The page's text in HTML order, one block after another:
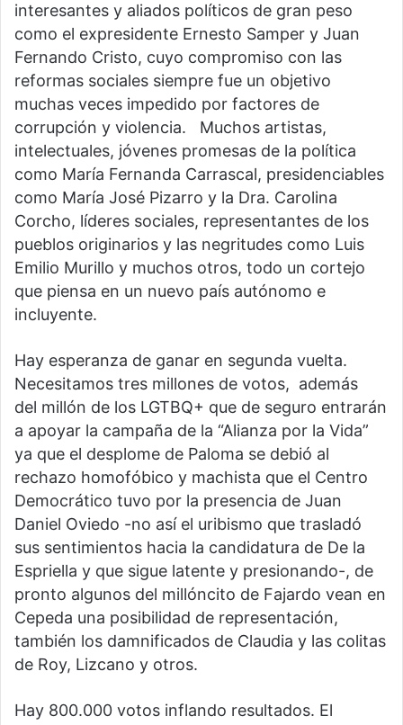
interesantes y aliados políticos de gran peso
como el expresidente Ernesto Samper y Juan
Fernando Cristo, cuyo compromiso con las
reformas sociales siempre fue un objetivo
muchas veces impedido por factores de
corrupción y violencia. Muchos artistas,
intelectuales, jóvenes promesas de la política
como María Fernanda Carrascal, presidenciables
como María José Pizarro y la Dra. Carolina
Corcho, líderes sociales, representantes de los
pueblos originarios y las negritudes como Luis
Emilio Murillo y muchos otros, todo un cortejo
que piensa en un nuevo país autónomo e
incluyente.
Hay esperanza de ganar en segunda vuelta.
Necesitamos tres millones de votos, además
del millón de los LGTBQ+ que de seguro entrarán
a apoyar la campaña de la “Alianza por la Vida”
ya que el desplome de Paloma se debió al
rechazo homofóbico y machista que el Centro
Democrático tuvo por la presencia de Juan
Daniel Oviedo -no así el uribismo que trasladó
sus sentimientos hacia la candidatura de De la
Espriella y que sigue latente y presionando-, de
pronto algunos del millóncito de Fajardo vean en
Cepeda una posibilidad de representación,
también los damnificados de Claudia y las colitas
de Roy, Lizcano y otros.
Hay 800.000 votos inflando resultados. El